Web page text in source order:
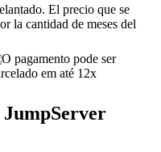
El precio que se
la cantidad de meses del
JumpServer